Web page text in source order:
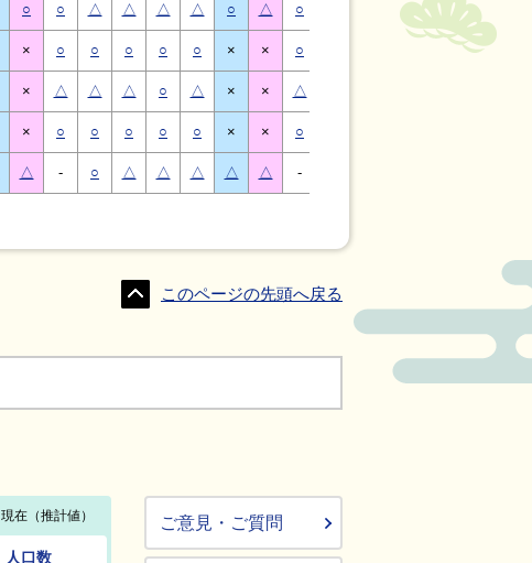
○ ○ △ △ △ △ ○ △ ○ △ △ ○
× ○ ○ ○ ○ ○ × × ○ ×
× △ △ △ ○ △ × × △
× ○ ○ ○ ○ ○ × × ○
△ - ○ △ △ △ △ △ -
このページの先頭へ戻る
ご意見・ご質問